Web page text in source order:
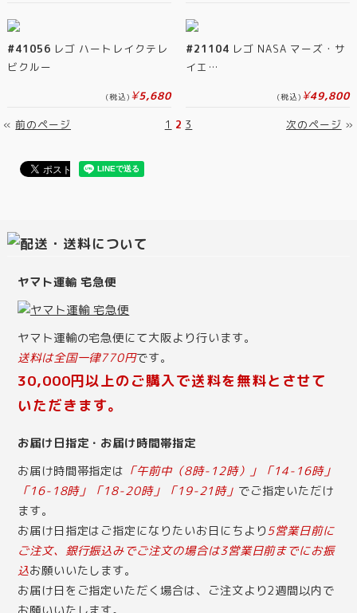
#41056 レゴ ハートレイクテレ
ビクルー
(税込) ¥5,680
#21104 レゴ NASA マーズ・サ
イエ…
(税込) ¥49,800
«前のページ 1 2 3 次のページ »
ヤマト運輸 宅急便
ヤマト運輸の宅急便にて大阪より行います。
送料は全国一律770円です。
30,000円以上のご購入で送料を無料とさせて
いただきます。
お届け日指定・お届け時間帯指定
お届け時間帯指定は 「午前中（8時-12時）」「14-16時」
「16-18時」「18-20時」「19-21時」 でご指定いただけ
ます。
お届け日指定はご指定になりたいお日にちより5営業日前に
ご注文、銀行振込みでご注文の場合は3営業日前までにお振
込お願いいたします。
お届け日をご指定いただく場合は、ご注文より2週間以内で